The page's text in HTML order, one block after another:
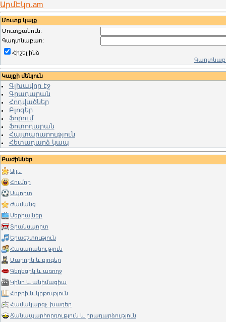
ԱրմԷկո.am
Մուտք կայք
Մուտքանուն:
Գաղտնաբառ:
Հիշել ինձ
Կայքի մենյուն
Գլխավոր էջ
Գրադարան
Հոդվածներ
Բլոգեր
Ֆորում
Ֆոտոդարան
Հայտարարություն
Հետադարձ կապ
Բաժիններ
Այլ...
Հումոր
Սպորտ
Ժամանց
Սերիալներ
Տրանսպորտ
Երաժշտություն
Հասարակություն
Մարդիկ և բլոգեր
Գեղեցիկ և առողջ
Կինո և անիմացիա
Հոբբի և կրթություն
Համակարգչ. խաղեր
Ճանապարհորդություն և իրադարձություն